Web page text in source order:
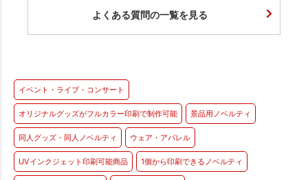
よくある質問の一覧を見る
イベント・ライブ・コンサート
オリジナルグッズがフルカラー印刷で制作可能 景品用ノベルティ
同人グッズ・同人ノベルティ ウェア・アパレル
UVインクジェット印刷可能商品 1個から印刷できるノベルティ